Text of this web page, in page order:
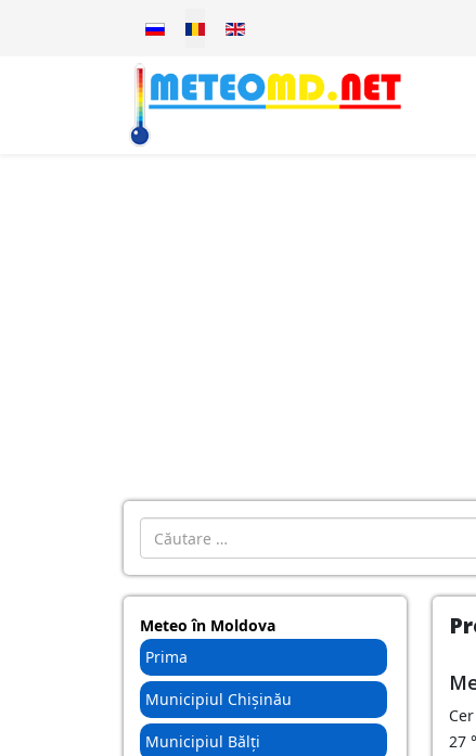
Selectați limba dvs
Introdu localitatea:
Meteo în Moldova
Prima
Municipiul Chișinău
Municipiul Bălți
27